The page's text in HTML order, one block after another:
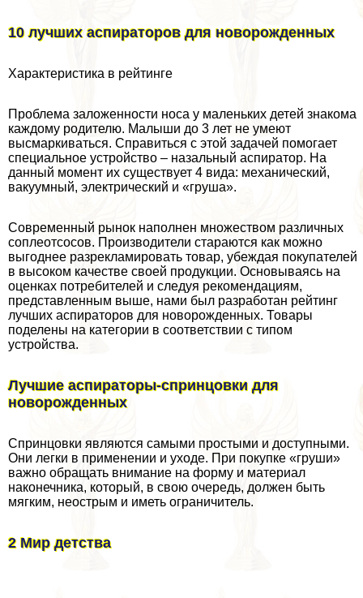
10 лучших аспираторов для новорожденных
Хаpaктеристика в рейтинге
Проблема заложенности носа у маленьких детей знакома
каждому родителю. Малыши до 3 лет не умеют
высмаркиваться. Справиться с этой задачей помогает
специальное устройство – назальный аспиратор. На
данный момент их существует 4 вида: механический,
вакуумный, электрический и «груша».
Современный рынок наполнен множеством различных
соплеoтcocов. Производители стараются как можно
выгоднее разрекламировать товар, убеждая покупателей
в высоком качестве своей продукции. Основываясь на
оценках потребителей и следуя рекомендациям,
представленным выше, нами был разработан рейтинг
лучших аспираторов для новорожденных. Товары
поделены на категории в соответствии с типом
устройства.
Лучшие аспираторы-спринцовки для
новорожденных
Спринцовки являются самыми простыми и доступными.
Они легки в применении и уходе. При покупке «груши»
важно обращать внимание на форму и материал
наконечника, который, в свою очередь, должен быть
мягким, неострым и иметь ограничитель.
2 Мир детства